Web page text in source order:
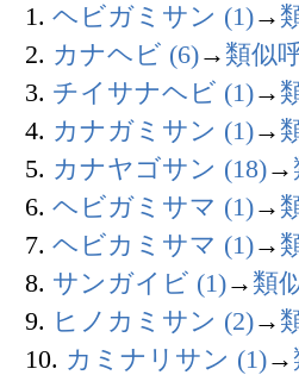
1. ヘビガミサン (1)→
2. カナヘビ (6)→ 類似
3. チイサナヘビ (1)→
4. カナガミサン (1)→
5. カナヤゴサン (18)→
6. ヘビガミサマ (1)→
7. ヘビカミサマ (1)→
8. サンガイビ (1)→ 類
9. ヒノカミサン (2)→
10. カミナリサン (1)→